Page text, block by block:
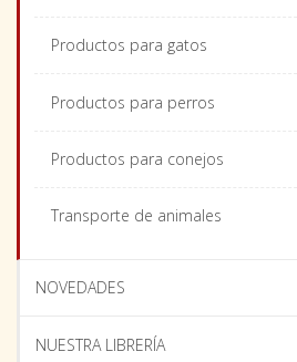
Productos para gatos
Productos para perros
Productos para conejos
Transporte de animales
NOVEDADES
NUESTRA LIBRERÍA